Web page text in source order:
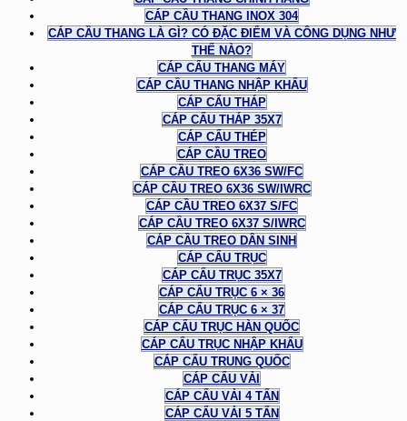
CÁP CẦU THANG INOX 304
CÁP CẦU THANG LÀ GÌ? CÓ ĐẶC ĐIỂM VÀ CÔNG DỤNG NHƯ
THẾ NÀO?
CÁP CẨU THANG MÁY
CÁP CẦU THANG NHẬP KHẨU
CÁP CẨU THÁP
CÁP CẨU THÁP 35X7
CÁP CẨU THÉP
CÁP CẦU TREO
CÁP CẦU TREO 6X36 SW/FC
CÁP CẦU TREO 6X36 SW/IWRC
CÁP CẦU TREO 6X37 S/FC
CÁP CẦU TREO 6X37 S/IWRC
CÁP CẦU TREO DÂN SINH
CÁP CẨU TRỤC
CÁP CẨU TRỤC 35X7
CÁP CẨU TRỤC 6 × 36
CÁP CẨU TRỤC 6 × 37
CÁP CẨU TRỤC HÀN QUỐC
CÁP CẨU TRỤC NHẬP KHẨU
CÁP CẨU TRUNG QUỐC
CÁP CẨU VẢI
CÁP CẨU VẢI 4 TẤN
CÁP CẨU VẢI 5 TẤN